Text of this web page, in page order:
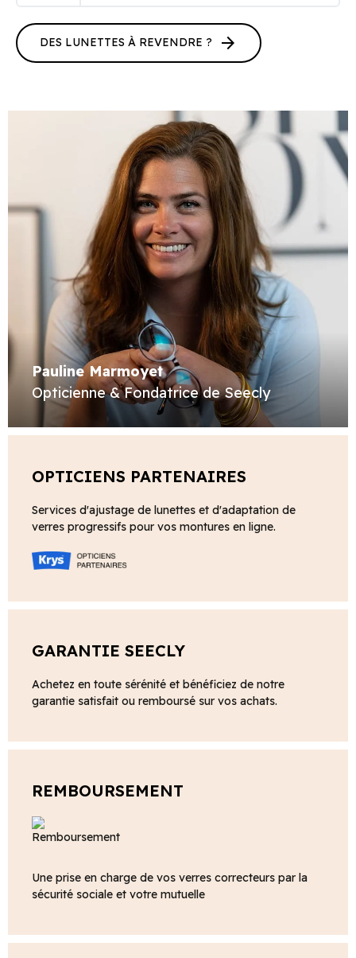
DES LUNETTES À REVENDRE ? arrow_forward
Pauline Marmoyet
Opticienne & Fondatrice de Seecly
OPTICIENS PARTENAIRES
Services d'ajustage de lunettes et d'adaptation de
verres progressifs pour vos montures en ligne.
GARANTIE SEECLY
Achetez en toute sérénité et bénéficiez de notre
garantie satisfait ou remboursé sur vos achats.
REMBOURSEMENT
Une prise en charge de vos verres correcteurs par la
sécurité sociale et votre mutuelle